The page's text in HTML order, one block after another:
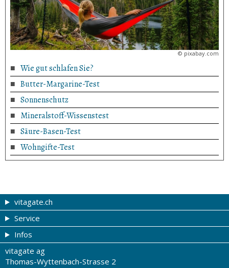
© pixabay.com
Wie gut schlafen Sie?
Butter-Margarine-Test
Sonnenschutz
Mineralstoff-Wissenstest
Säure-Basen-Test
Wohngifte-Test
vitagate.ch
Gesund & schön
Themen von A-Z
Therapien von A-Z
Service
Gutscheine
Drogistenstern
Infos
Impressum
vitagate ag
Thomas-Wyttenbach-Strasse 2